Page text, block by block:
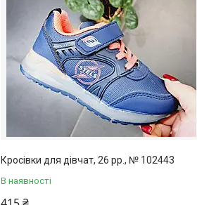
Кросівки для дівчат, 26 рр., № 102443
В наявності